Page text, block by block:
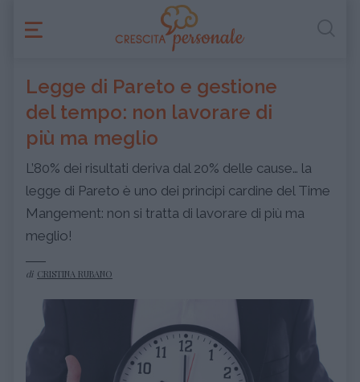
Legge di Pareto e gestione
del tempo: non lavorare di
più ma meglio
L’80% dei risultati deriva dal 20% delle cause… la
legge di Pareto è uno dei principi cardine del Time
Mangement: non si tratta di lavorare di più ma
meglio!
di CRISTINA RUBANO